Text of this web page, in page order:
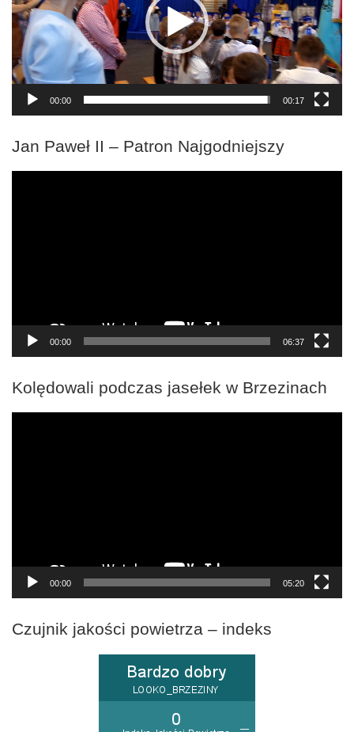
00:00 00:17
Jan Paweł II – Patron Najgodniejszy
00:00 06:37
Kolędowali podczas jasełek w Brzezinach
00:00 05:20
Czujnik jakości powietrza – indeks